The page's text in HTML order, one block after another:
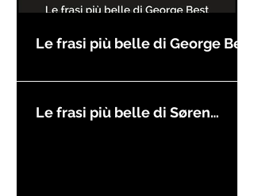
Le frasi più belle di George Best
Le frasi più belle di Søren